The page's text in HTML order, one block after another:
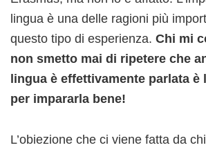
lingua è una delle ragioni più
questo tipo di esperienza. Chi mi
non smetto mai di ripetere che
lingua è effettivamente parlata è
per impararla bene!
L’obiezione che ci viene fatta da